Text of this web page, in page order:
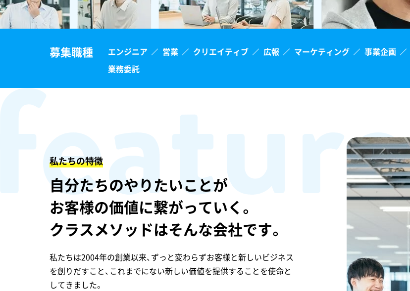
募集職種 エンジニア 営業 クリエイティブ 広報 マーケティング
事業企画
業務委託
私たちの特徴
自分たちのやりたいことが
お客様の価値に繋がっていく。
クラスメソッドはそんな会社です。
私たちは2004年の創業以来、ずっと変わらずお客様と新しいビジネス
を創りだすこと、これまでにない新しい価値を提供することを使命と
してきました。